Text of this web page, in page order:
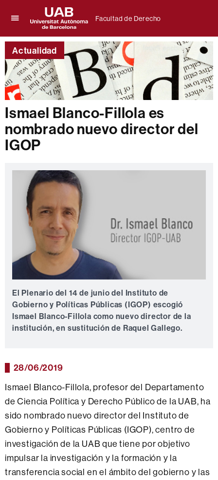
aquí
para
desplegar
el
menú
de
Facultad
Derecho
Universitat
Autònoma
de
Barcelona
Facultad de Derecho
Actualidad
Ismael Blanco-Fillola es
nombrado nuevo director del
IGOP
El Plenario del 14 de junio del Instituto de
Gobierno y Políticas Públicas (IGOP) escogió
Ismael Blanco-Fillola como nuevo director de la
institución, en sustitución de Raquel Gallego.
28/06/2019
Ismael Blanco-Fillola, profesor del Departamento
de Ciencia Política y Derecho Público de la UAB, ha
sido nombrado nuevo director del Instituto de
Gobierno y Políticas Públicas (IGOP), centro de
investigación de la UAB que tiene por objetivo
impulsar la investigación y la formación y la
transferencia social en el ámbito del gobierno y las